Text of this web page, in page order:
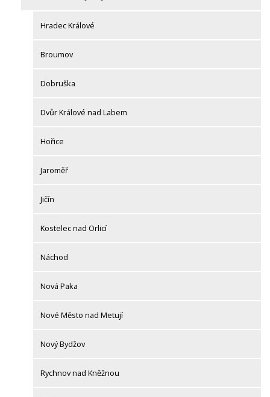
Hradec Králové
Broumov
Dobruška
Dvůr Králové nad Labem
Hořice
Jaroměř
Jičín
Kostelec nad Orlicí
Náchod
Nová Paka
Nové Město nad Metují
Nový Bydžov
Rychnov nad Kněžnou